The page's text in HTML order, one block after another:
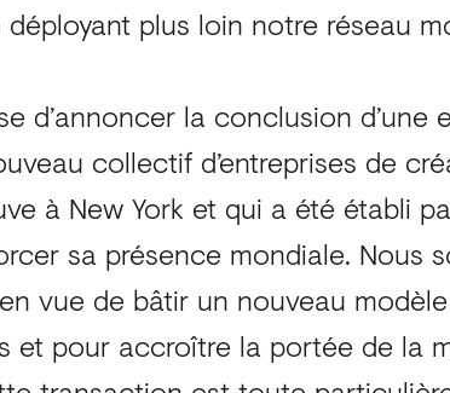
plus loin notre réseau
d’annoncer la conclusion d’une
collectif d’entreprises de
à New York et qui a été établi
sa présence mondiale. Nous
vue de bâtir un nouveau
et pour accroître la portée de la